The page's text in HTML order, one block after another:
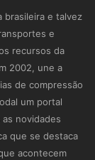
brasileira e talvez
e
recursos da
2002, une a
de compressão
um portal
novidades
que se destaca
acontecem